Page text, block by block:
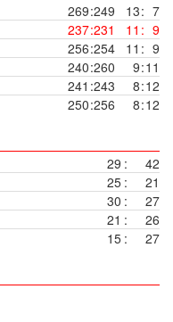
269:249 13: 7
237:231 11 : 9
256:254 11 : 9
240:260 9:11
241 :243 8:12
250:256 8:12
29 :
42
25 :
21
30 :
27
21 :
26
15 : 27